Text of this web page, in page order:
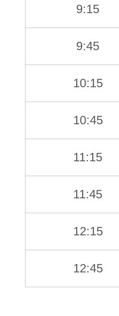
9:15
9:45
10:15
10:45
11:15
11:45
12:15
12:45